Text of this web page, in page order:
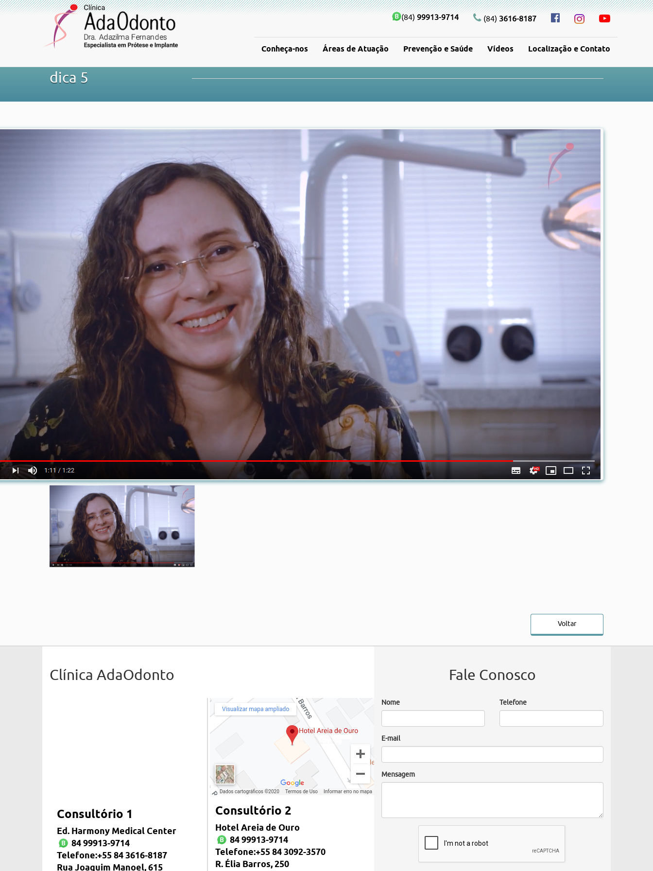
(84) 99913-9714 (84) 3616-8187
Conheça-nos Áreas de Atuação Prevenção e Saúde Vídeos Localização e Contato
dica 5
Voltar
Clínica AdaOdonto
Consultório 1
Ed. Harmony Medical Center
84 99913-9714
Telefone:+55 84 3616-8187
Rua Joaquim Manoel, 615
Consultório 2
Hotel Areia de Ouro
84 99913-9714
Telefone:+55 84 3092-3570
R. Élia Barros, 250
Fale Conosco
Nome Telefone
E-mail
Mensagem